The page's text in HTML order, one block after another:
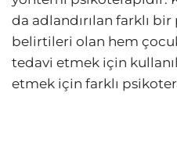
da adlandırılan farklı
belirtileri olan hem
tedavi etmek için
etmek için farklı